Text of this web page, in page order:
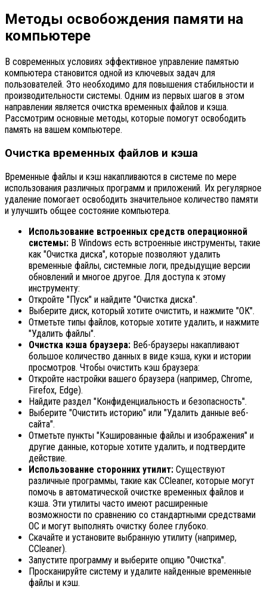
Методы освобождения памяти на
компьютере
В современных условиях эффективное управление памятью
компьютера становится одной из ключевых задач для
пользователей. Это необходимо для повышения стабильности и
производительности системы. Одним из первых шагов в этом
направлении является очистка временных файлов и кэша.
Рассмотрим основные методы, которые помогут освободить
память на вашем компьютере.
Очистка временных файлов и кэша
Временные файлы и кэш накапливаются в системе по мере
использования различных программ и приложений. Их регулярное
удаление помогает освободить значительное количество памяти
и улучшить общее состояние компьютера.
Использование встроенных средств операционной
системы: В Windows есть встроенные инструменты, такие
как "Очистка диска", которые позволяют удалить
временные файлы, системные логи, предыдущие версии
обновлений и многое другое. Для доступа к этому
инструменту:
Откройте "Пуск" и найдите "Очистка диска".
Выберите диск, который хотите очистить, и нажмите "ОК".
Отметьте типы файлов, которые хотите удалить, и нажмите
"Удалить файлы".
Очистка кэша браузера: Веб-браузеры накапливают
большое количество данных в виде кэша, куки и истории
просмотров. Чтобы очистить кэш браузера:
Откройте настройки вашего браузера (например, Chrome,
Firefox, Edge).
Найдите раздел "Конфиденциальность и безопасность".
Выберите "Очистить историю" или "Удалить данные веб-
сайта".
Отметьте пункты "Кэшированные файлы и изображения" и
другие данные, которые хотите удалить, и подтвердите
действие.
Использование сторонних утилит: Существуют
различные программы, такие как CCleaner, которые могут
помочь в автоматической очистке временных файлов и
кэша. Эти утилиты часто имеют расширенные
возможности по сравнению со стандартными средствами
ОС и могут выполнять очистку более глубоко.
Скачайте и установите выбранную утилиту (например,
CCleaner).
Запустите программу и выберите опцию "Очистка".
Просканируйте систему и удалите найденные временные
файлы и кэш.